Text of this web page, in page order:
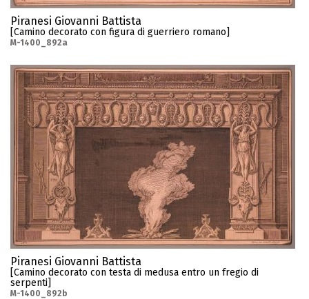
Piranesi Giovanni Battista
[Camino decorato con figura di guerriero romano]
M-1400_892a
Piranesi Giovanni Battista
[Camino decorato con testa di medusa entro un fregio di
serpenti]
M-1400_892b